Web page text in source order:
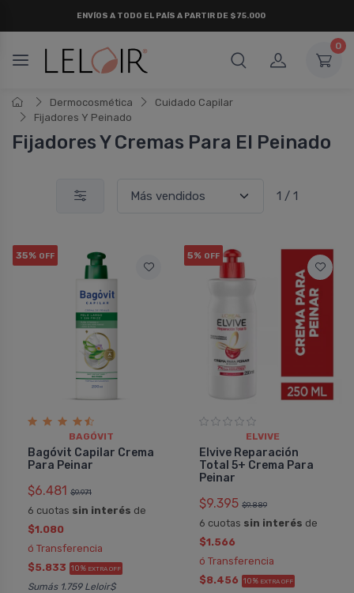
ENVÍOS A TODO EL PAÍS A PARTIR DE $75.000
0
Dermocosmética
Cuidado Capilar
Fijadores Y Peinado
Fijadores Y Cremas Para El Peinado
1 / 1
35% OFF
BAGÓVIT
Bagóvit Capilar Crema
Para Peinar
$6.481 $9.971
6 cuotas sin interés de
$1.080
ó Transferencia
$5.833 10% EXTRA OFF
Sumás 1.759 Leloir$
5% OFF
ELVIVE
Elvive Reparación
Total 5+ Crema Para
Peinar
$9.395 $9.889
6 cuotas sin interés de
$1.566
ó Transferencia
$8.456 10% EXTRA OFF